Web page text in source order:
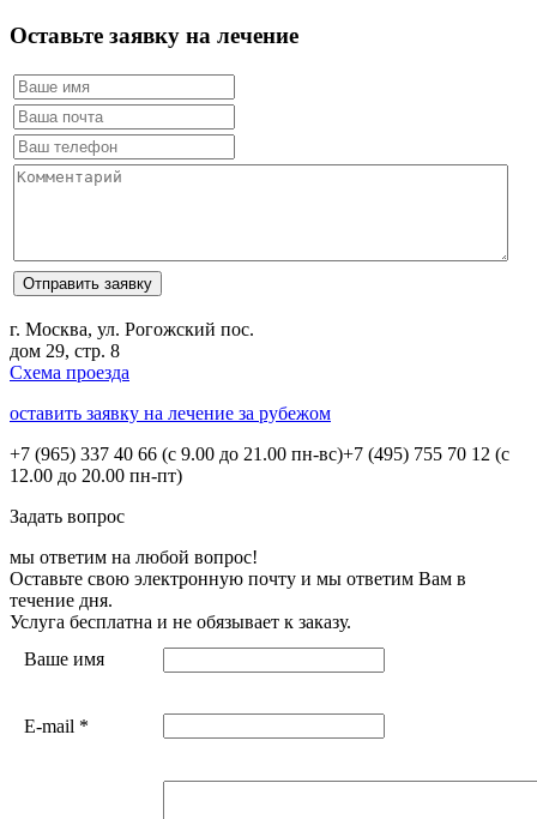
Оставьте заявку на лечение
г. Москва, ул. Рогожский пос.
дом 29, стр. 8
Схема проезда
оставить заявку на лечение за рубежом
+7 (965) 337 40 66 (с 9.00 до 21.00 пн-вс)+7 (495) 755 70 12 (с
12.00 до 20.00 пн-пт)
Задать вопрос
мы ответим на любой вопрос!
Оставьте свою электронную почту и мы ответим Вам в
течение дня.
Услуга бесплатна и не обязывает к заказу.
Ваше имя
E-mail *